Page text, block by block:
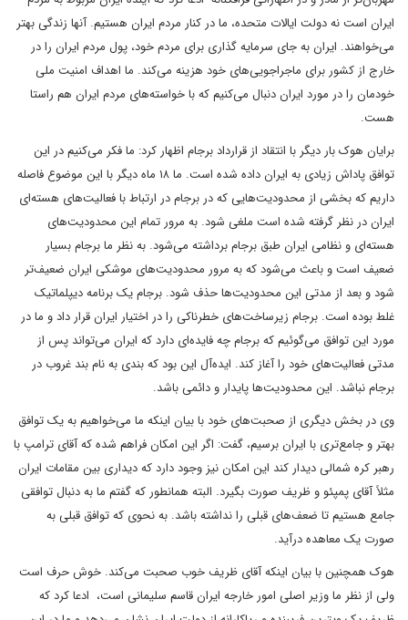
ایران است نه دولت ایالات متحده، ما در کنار مردم ایران هستیم. آنها زندگی بهتر
می‌خواهند. ایران به جای سرمایه گذاری برای مردم خود، پول مردم ایران را در
خارج از کشور برای ماجراجویی‌های خود هزینه می‌کند. ما اهداف امنیت ملی
خودمان را در مورد ایران دنبال می‌کنیم که با خواسته‌های مردم ایران هم راستا
هست.
برایان هوک بار دیگر با انتقاد از قرارداد برجام اظهار کرد: ما فکر می‌کنیم در این
توافق پاداش زیادی به ایران داده شده است. ما ۱۸ ماه دیگر با این موضوع فاصله
داریم که بخشی از محدودیت‌هایی که در برجام در ارتباط با فعالیت‌های هسته‌ای
ایران در نظر گرفته شده است ملغی شود. به مرور تمام این محدودیت‌های
هسته‌ای و نظامی ایران طبق برجام برداشته می‌شود. به نظر ما برجام بسیار
ضعیف است و باعث می‌شود که به مرور محدودیت‌های موشکی ایران ضعیف‌تر
شود و بعد از مدتی این محدودیت‌ها حذف شود. برجام یک برنامه دیپلماتیک
غلط بوده است. برجام زیرساخت‌های خطرناکی را در اختیار ایران قرار داد و ما در
مورد این توافق می‌گوئیم که برجام چه فایده‌ای دارد که ایران می‌تواند پس از
مدتی فعالیت‌های خود را آغاز کند. ایده‌آل این بود که بندی به نام بند غروب در
برجام نباشد. این محدودیت‌ها پایدار و دائمی باشد.
وی در بخش دیگری از صحبت‌های خود با بیان اینکه ما می‌خواهیم به یک توافق
بهتر و جامع‌تری با ایران برسیم، گفت: اگر این امکان فراهم شده که آقای ترامپ با
رهبر کره شمالی دیدار کند این امکان نیز وجود دارد که دیداری بین مقامات ایران
مثلاً آقای پمپئو و ظریف صورت بگیرد. البته همانطور که گفتم ما به دنبال توافقی
جامع هستیم تا ضعف‌های قبلی را نداشته باشد. به نحوی که توافق قبلی به
صورت یک معاهده درآید.
هوک همچنین با بیان اینکه آقای ظریف خوب صحبت می‌کند. خوش حرف است
ولی از نظر ما وزیر اصلی امور خارجه ایران قاسم سلیمانی است، ادعا کرد که